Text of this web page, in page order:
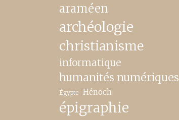
araméen
archéologie
christianisme
informatique
humanités numériques
Égypte Hénoch
épigraphie